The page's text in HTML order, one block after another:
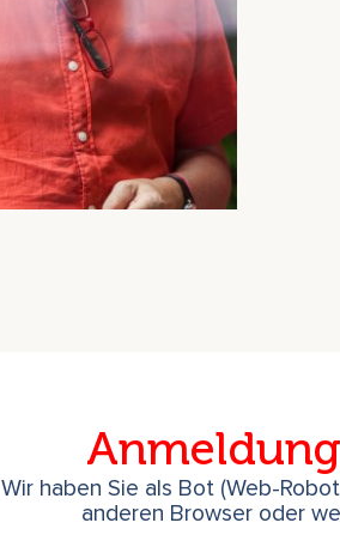
Wir haben Sie als Bot (Web-
anderen Browser oder